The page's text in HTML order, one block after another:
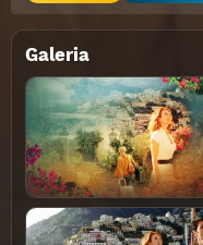
Galeria